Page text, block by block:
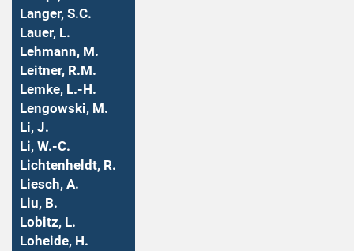
Langer, S.C.
Lauer, L.
Lehmann, M.
Leitner, R.M.
Lemke, L.-H.
Lengowski, M.
Li, J.
Li, W.-C.
Lichtenheldt, R.
Liesch, A.
Liu, B.
Lobitz, L.
Loheide, H.